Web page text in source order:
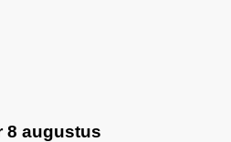
8 augustus